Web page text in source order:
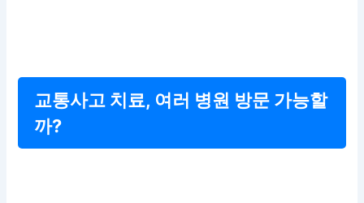
교통사고 치료, 여러 병원 방문 가능할
까?